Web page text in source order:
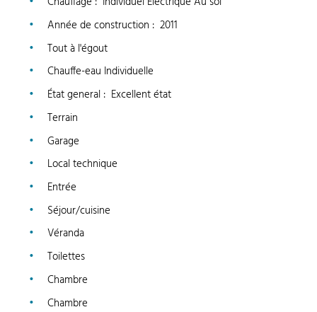
Année de construction : 2011
Tout à l'égout
Chauffe-eau Individuelle
État general: Excellent état
Terrain
Garage
Local technique
Entrée
Séjour/cuisine
Véranda
Toilettes
Chambre
Chambre